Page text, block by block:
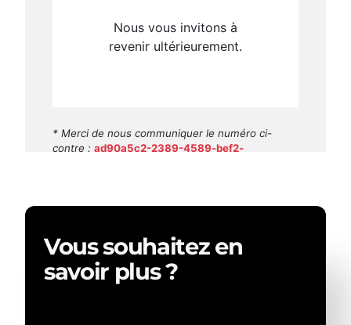
Vous souhaitez en
savoir plus ?